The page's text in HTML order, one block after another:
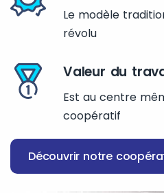
Le modèle
révolu
Valeur du
Est au centre
coopératif
Découvrir notre